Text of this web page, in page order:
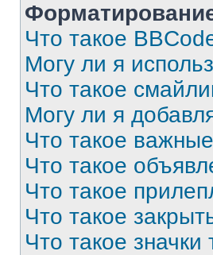
Что такое
Могу ли я
Что такое
Могу ли я
Что такое
Что такое
Что такое
Что такое
Что такое значки